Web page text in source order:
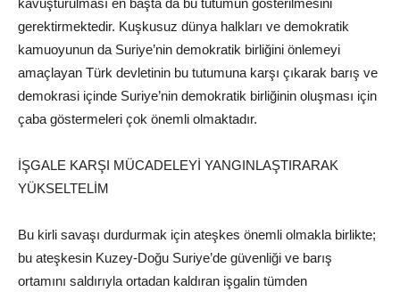
gerektirmektedir. Kuşkusuz dünya halkları ve demokratik
kamuoyunun da Suriye’nin demokratik birliğini önlemeyi
amaçlayan Türk devletinin bu tutumuna karşı çıkarak barış ve
demokrasi içinde Suriye’nin demokratik birliğinin oluşması için
çaba göstermeleri çok önemli olmaktadır.
İŞGALE KARŞI MÜCADELEYİ YANGINLAŞTIRARAK
YÜKSELTELİM
Bu kirli savaşı durdurmak için ateşkes önemli olmakla birlikte;
bu ateşkesin Kuzey-Doğu Suriye’de güvenliği ve barış
ortamını saldırıyla ortadan kaldıran işgalin tümden